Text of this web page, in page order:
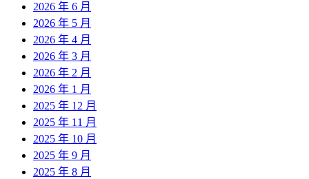
2026 年 6 月
2026 年 5 月
2026 年 4 月
2026 年 3 月
2026 年 2 月
2026 年 1 月
2025 年 12 月
2025 年 11 月
2025 年 10 月
2025 年 9 月
2025 年 8 月